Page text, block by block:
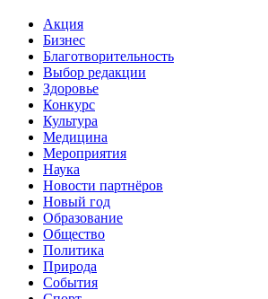
Акция
Бизнес
Благотворительность
Выбор редакции
Здоровье
Конкурс
Культура
Медицина
Мероприятия
Наука
Новости партнёров
Новый год
Образование
Общество
Политика
Природа
События